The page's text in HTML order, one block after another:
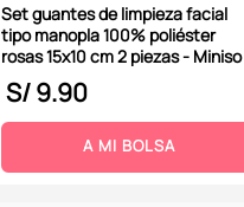
Set guantes de limpieza facial
tipo manopla 100% poliéster
rosas 15x10 cm 2 piezas - Miniso
S/9.90
A MI BOLSA